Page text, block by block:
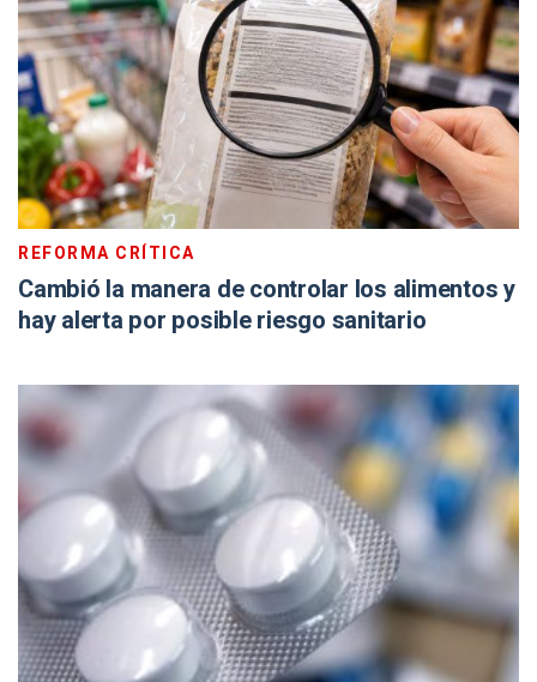
REFORMA CRÍTICA
Cambió la manera de controlar los alimentos y
hay alerta por posible riesgo sanitario